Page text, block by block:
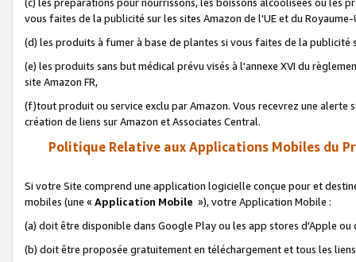
vous faites de la publicité sur les sites Amazon de l'UE et du Royaume-
(d) les produits à fumer à base de plantes si vous faites de la publicité
(e) les produits sans but médical prévu visés à l'annexe XVI du
site Amazon FR,
(f)tout produit ou service exclu par Amazon. Vous recevrez une alerte
création de liens sur Amazon et Associates Central.
Politique Relative aux Applications Mobiles du
Si votre Site comprend une application logicielle conçue pour et
mobiles (une « Application Mobile »), votre Application Mobile :
(a) doit être disponible dans Google Play ou les app stores d'Apple ou
(b) doit être proposée gratuitement en téléchargement et tous les